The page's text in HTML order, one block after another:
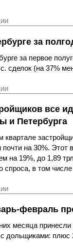
за
за первое
сделок (на 37%
все
и Петербурга
квартале
почти на 30%. Этот
на 19%, до 1,89
спроса, в том
февраль
месяца принесли
с дольщиками: плюс